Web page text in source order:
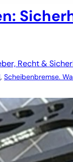
Recht &
, Scheibenbremse.